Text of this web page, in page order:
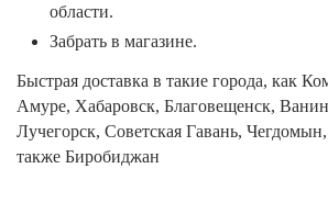
области.
Забрать в магазине.
Быстрая доставка в такие города, как
Амуре, Хабаровск, Благовещенск,
Лучегорск, Советская Гавань,
также Биробиджан